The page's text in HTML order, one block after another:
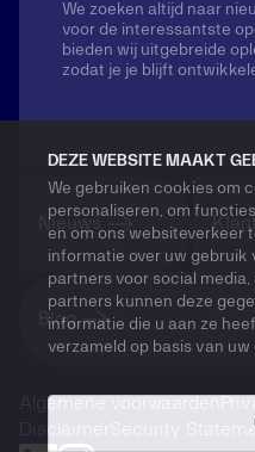
DEZE WEBSITE MAAKT
We gebruiken cookies om
personaliseren, om
en om ons websiteverkeer
informatie over uw gebruik
partners voor social
partners kunnen deze
informatie die u aan ze
verzameld op basis van
We zoeken altijd naar
voor de interessantste
bieden wij uitgebreide
zodat je je blijft
Nieuws
Blog
Algemene voorwaarden
Disclaimer
Security